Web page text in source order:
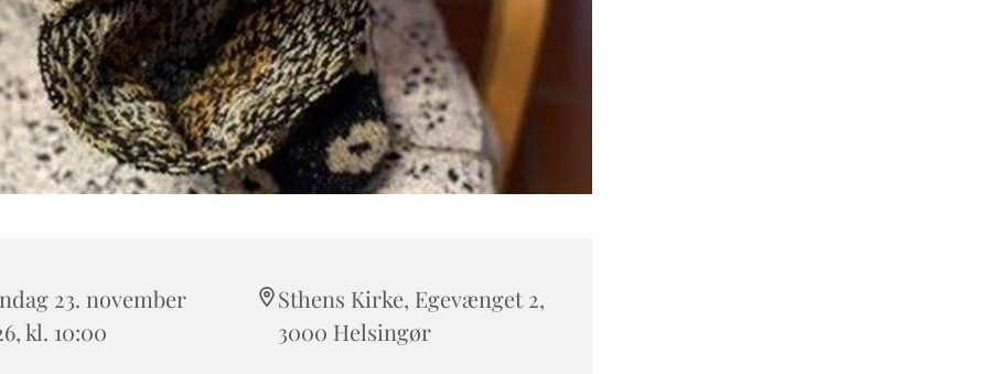
23. november
kl. 10:00
Sthens Kirke, Egevænget 2,
3000 Helsingør